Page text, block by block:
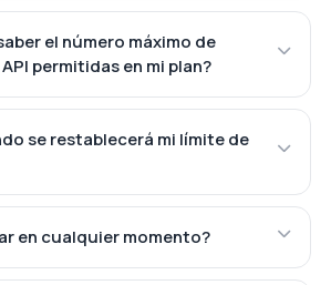
el número máximo de
permitidas en mi plan?
se restablecerá mi límite de
en cualquier momento?